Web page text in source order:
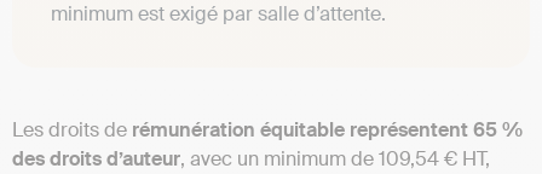
minimum est exigé par salle d’attente.
Les droits de rémunération équitable représentent 65 %
des droits d’auteur, avec un minimum de 109,54 € HT,